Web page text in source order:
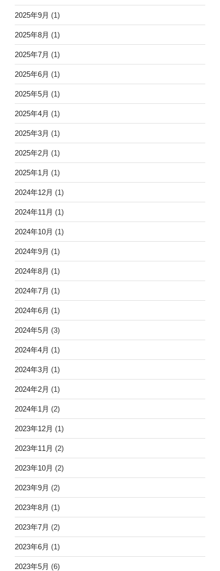
2025年9月 (1)
2025年8月 (1)
2025年7月 (1)
2025年6月 (1)
2025年5月 (1)
2025年4月 (1)
2025年3月 (1)
2025年2月 (1)
2025年1月 (1)
2024年12月 (1)
2024年11月 (1)
2024年10月 (1)
2024年9月 (1)
2024年8月 (1)
2024年7月 (1)
2024年6月 (1)
2024年5月 (3)
2024年4月 (1)
2024年3月 (1)
2024年2月 (1)
2024年1月 (2)
2023年12月 (1)
2023年11月 (2)
2023年10月 (2)
2023年9月 (2)
2023年8月 (1)
2023年7月 (2)
2023年6月 (1)
2023年5月 (6)